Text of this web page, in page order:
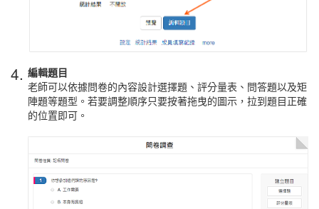
4. 編輯題目
老師可以依據問卷的內容設計選擇題、評分量表、問答題以及矩
陣題等題型。若要調整順序只要按著拖曳的圖示，拉到題目正確
的位置即可。